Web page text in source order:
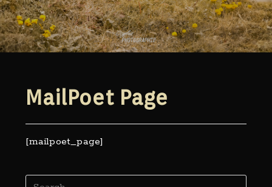
MailPoet Page
[mailpoet_page]